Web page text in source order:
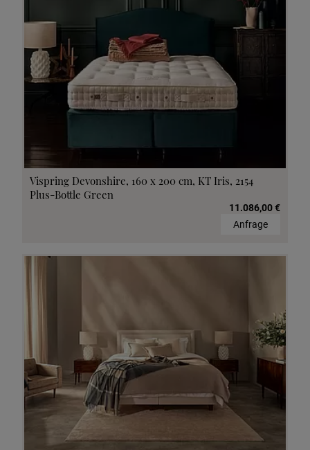
Vispring Devonshire, 160 x 200 cm, KT Iris, 2154
Plus-Bottle Green
11.086,00 €
Anfrage